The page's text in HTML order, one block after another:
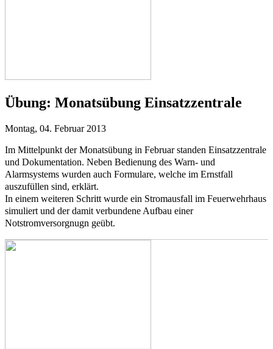
Übung: Monatsübung Einsatzzentrale
Montag, 04. Februar 2013
Im Mittelpunkt der Monatsübung in Februar standen Einsatzzentrale
und Dokumentation. Neben Bedienung des Warn- und
Alarmsystems wurden auch Formulare, welche im Ernstfall
auszufüllen sind, erklärt.
In einem weiteren Schritt wurde ein Stromausfall im Feuerwehrhaus
simuliert und der damit verbundene Aufbau einer
Notstromversorgnugn geübt.